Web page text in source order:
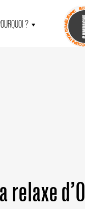
?
relaxe